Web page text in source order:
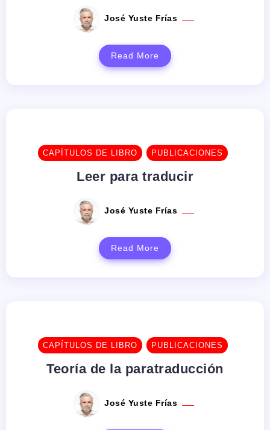
José Yuste Frías
Read More
CAPÍTULOS DE LIBRO PUBLICACIONES
Leer para traducir
José Yuste Frías
Read More
CAPÍTULOS DE LIBRO PUBLICACIONES
Teoría de la paratraducción
José Yuste Frías